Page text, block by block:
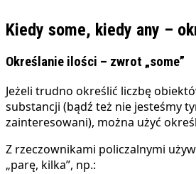
Kiedy some, kiedy any –
Określanie ilości – zwrot „some”
Jeżeli trudno określić liczbę
substancji (bądź też nie jesteśmy
zainteresowani), można użyć
Z rzeczownikami policzalnymi
„parę, kilka”, np.: